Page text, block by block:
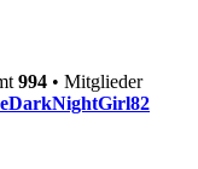
994 • Mitglieder